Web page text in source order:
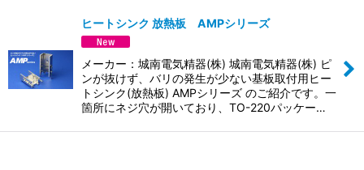
並び順:
絞り込む
ヒートシンク 放熱板 AMPシリーズ
メーカー：城南電気精器(株) 城南電気精器(株) ピ
ンが抜けず、バリの発生が少ない基板取付用ヒー
トシンク(放熱板) AMPシリーズ のご紹介です。一
箇所にネジ穴が開いており、TO-220パッケー…